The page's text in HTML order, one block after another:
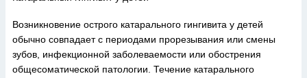
Возникновение острого катарального гингивита у детей
обычно совпадает с периодами прорезывания или смены
зубов, инфекционной заболеваемости или обострения
общесоматической патологии. Течение катарального